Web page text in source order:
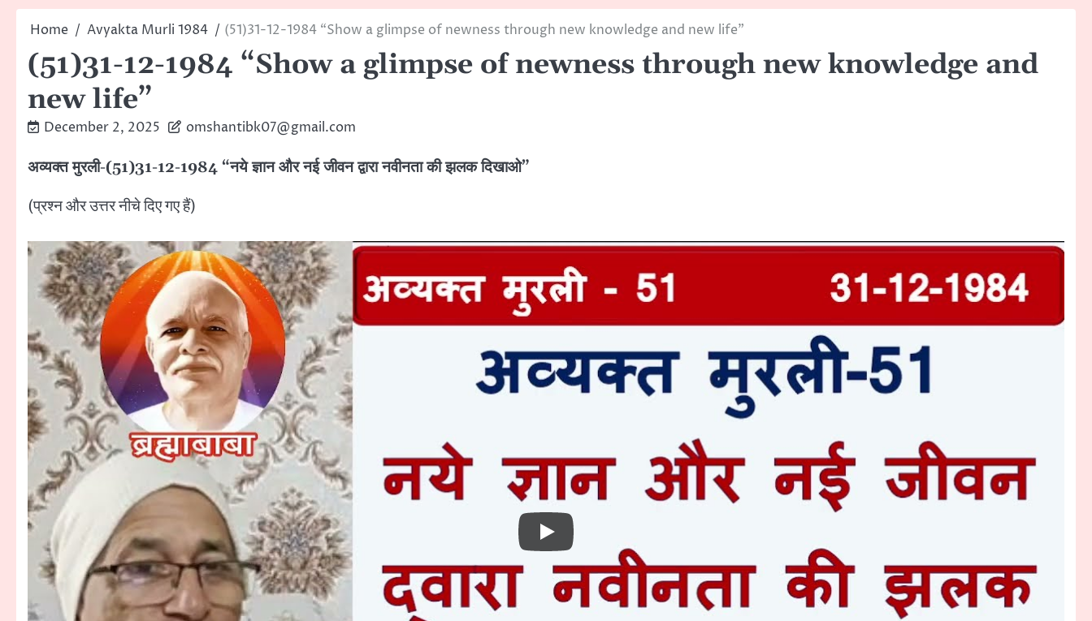
Home Avyakta Murli 1984 (51)31-12-1984 “Show a glimpse of newness through new knowledge and new life”
(51)31-12-1984 “Show a glimpse of newness through new knowledge and
new life”
December 2, 2025 omshantibk07@gmail.com
अव्यक्त मुरली-(51)31-12-1984 “नये ज्ञान और नई जीवन द्वारा नवीनता की झलक दिखाओ”
(प्रश्न और उत्तर नीचे दिए गए हैं)